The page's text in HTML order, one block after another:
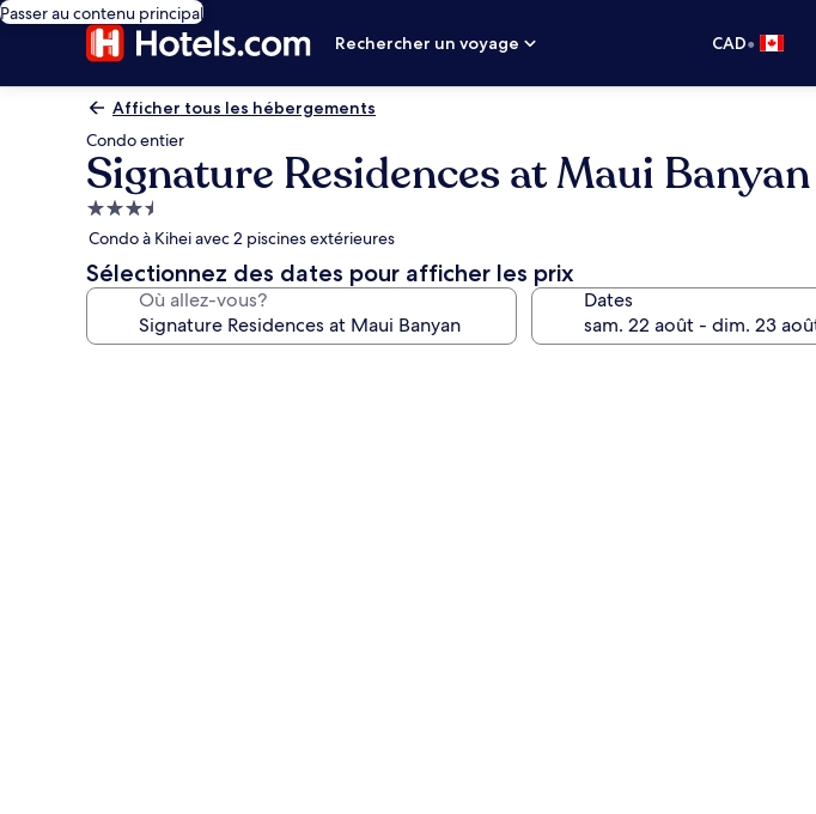
Passer au contenu principal
Rechercher un voyage
CAD•
Afficher tous les hébergements
Condo entier
Signature Residences at Maui Banyan
Hébergement
3.5 étoiles
Condo à Kihei avec 2 piscines extérieures
Sélectionnez des dates pour afficher les prix
Où allez-vous? Dates